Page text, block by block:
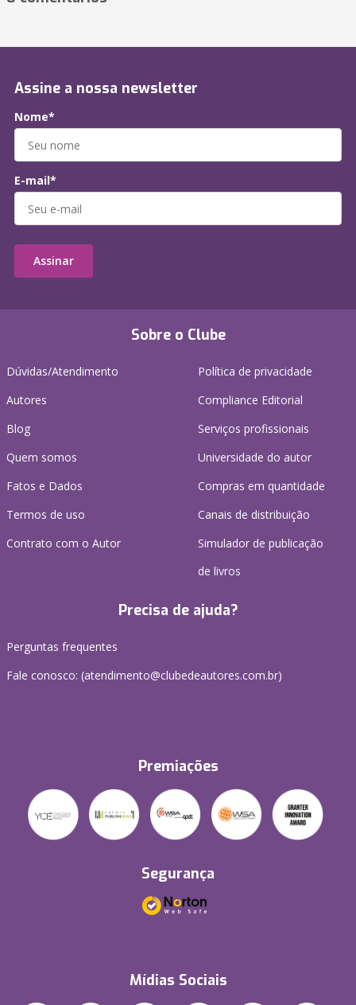
Sobre o Clube
Dúvidas/Atendimento
Autores
Blog
Quem somos
Fatos e Dados
Termos de uso
Contrato com o Autor
Política de privacidade
Compliance Editorial
Serviços profissionais
Universidade do autor
Compras em quantidade
Canais de distribuição
Simulador de publicação
de livros
Precisa de ajuda?
Perguntas frequentes
Fale conosco: (atendimento@clubedeautores.com.br)
Premiações
Segurança
Mídias Sociais
Assine a nossa newsletter
Nome*
E-mail*
Assinar